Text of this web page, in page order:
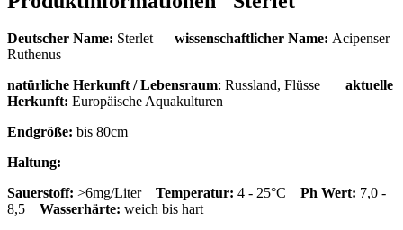
Deutscher Name: Sterlet wissenschaftlicher Name: Acipenser
Ruthenus
natürliche Herkunft / Lebensraum: Russland, Flüsse aktuelle
Herkunft: Europäische Aquakulturen
Endgröße: bis 80cm
Haltung:
Sauerstoff: >6mg/Liter Temperatur: 4 - 25°C Ph Wert: 7,0 -
8,5 Wasserhärte: weich bis hart